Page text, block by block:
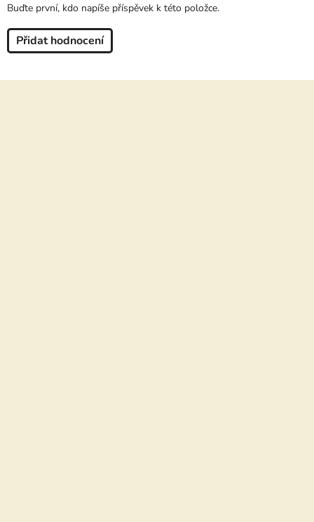
Buďte první, kdo napíše příspěvek k této položce.
Přidat hodnocení